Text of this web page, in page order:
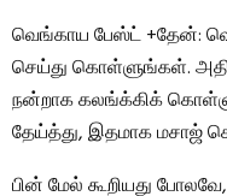
வெங்காய பேஸ்ட் +தேன்:
செய்து கொள்ளுங்கள்.
நன்றாக கலங்க்கிக்
தேய்த்து, இதமாக மசாஜ்
பின் மேல் கூறியது